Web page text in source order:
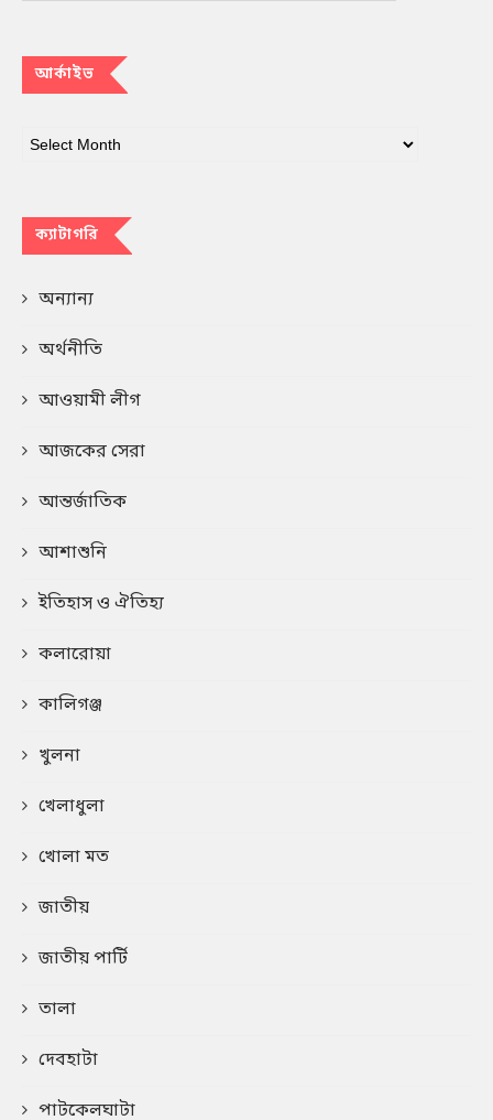
আর্কাইভ
ক্যাটাগরি
অন্যান্য
অর্থনীতি
আওয়ামী লীগ
আজকের সেরা
আন্তর্জাতিক
আশাশুনি
ইতিহাস ও ঐতিহ্য
কলারোয়া
কালিগঞ্জ
খুলনা
খেলাধুলা
খোলা মত
জাতীয়
জাতীয় পার্টি
তালা
দেবহাটা
পাটকেলঘাটা